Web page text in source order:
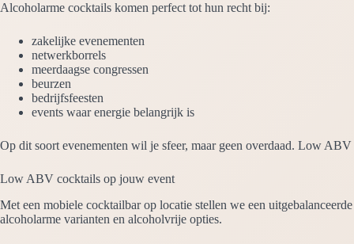
Alcoholarme cocktails komen perfect tot hun recht bij:
zakelijke evenementen
netwerkborrels
meerdaagse congressen
beurzen
bedrijfsfeesten
events waar energie belangrijk is
Op dit soort evenementen wil je sfeer, maar geen overdaad. Low
Low ABV cocktails op jouw event
Met een mobiele cocktailbar op locatie stellen we een
alcoholarme varianten en alcoholvrije opties.